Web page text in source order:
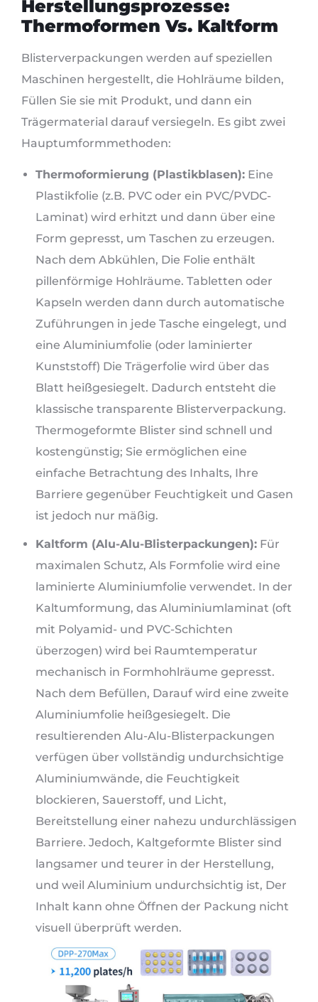
Herstellungsprozesse:
Thermoformen Vs. Kaltform
Blisterverpackungen werden auf speziellen
Maschinen hergestellt, die Hohlräume bilden,
Füllen Sie sie mit Produkt, und dann ein
Trägermaterial darauf versiegeln. Es gibt zwei
Hauptumformmethoden:
Thermoformierung (Plastikblasen): Eine
Plastikfolie (z.B. PVC oder ein PVC/PVDC-
Laminat) wird erhitzt und dann über eine
Form gepresst, um Taschen zu erzeugen.
Nach dem Abkühlen, Die Folie enthält
pillenförmige Hohlräume. Tabletten oder
Kapseln werden dann durch automatische
Zuführungen in jede Tasche eingelegt, und
eine Aluminiumfolie (oder laminierter
Kunststoff) Die Trägerfolie wird über das
Blatt heißgesiegelt. Dadurch entsteht die
klassische transparente Blisterverpackung.
Thermogeformte Blister sind schnell und
kostengünstig; Sie ermöglichen eine
einfache Betrachtung des Inhalts, Ihre
Barriere gegenüber Feuchtigkeit und Gasen
ist jedoch nur mäßig.
Kaltform (Alu-Alu-Blisterpackungen): Für
maximalen Schutz, Als Formfolie wird eine
laminierte Aluminiumfolie verwendet. In der
Kaltumformung, das Aluminiumlaminat (oft
mit Polyamid- und PVC-Schichten
überzogen) wird bei Raumtemperatur
mechanisch in Formhohlräume gepresst.
Nach dem Befüllen, Darauf wird eine zweite
Aluminiumfolie heißgesiegelt. Die
resultierenden Alu-Alu-Blisterpackungen
verfügen über vollständig undurchsichtige
Aluminiumwände, die Feuchtigkeit
blockieren, Sauerstoff, und Licht,
Bereitstellung einer nahezu undurchlässigen
Barriere. Jedoch, Kaltgeformte Blister sind
langsamer und teurer in der Herstellung,
und weil Aluminium undurchsichtig ist, Der
Inhalt kann ohne Öffnen der Packung nicht
visuell überprüft werden.